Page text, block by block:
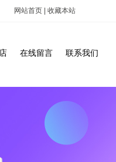
网站首页 收藏本站
在线留言 联系我们